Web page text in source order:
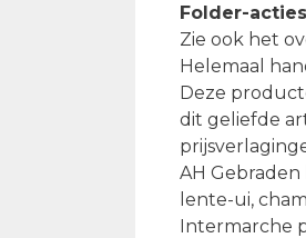
Folder-
Zie ook het
Helemaal
Deze
dit geliefde
AH
lente-ui,
Intermarche